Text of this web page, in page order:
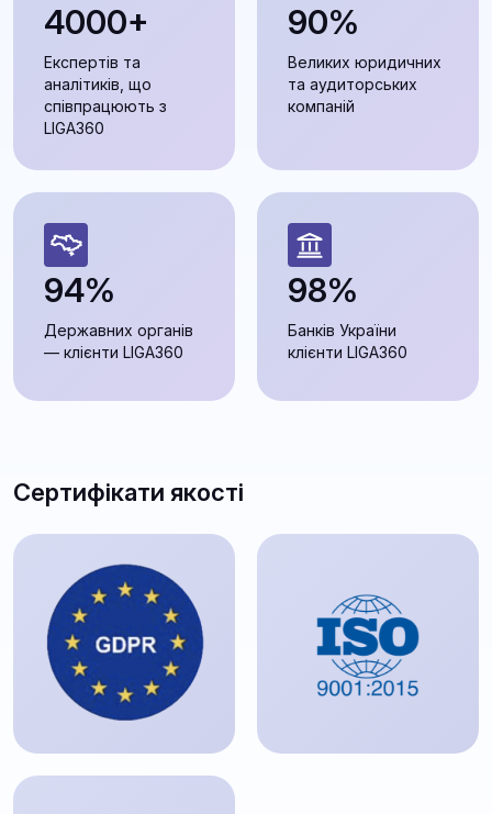
4000+
Експертів та
аналітиків, що
співпрацюють з
LIGA360
90%
Великих юридичних
та аудиторських
компаній
94%
Державних органів
— клієнти LIGA360
98%
Банків України
клієнти LIGA360
Сертифікати якості